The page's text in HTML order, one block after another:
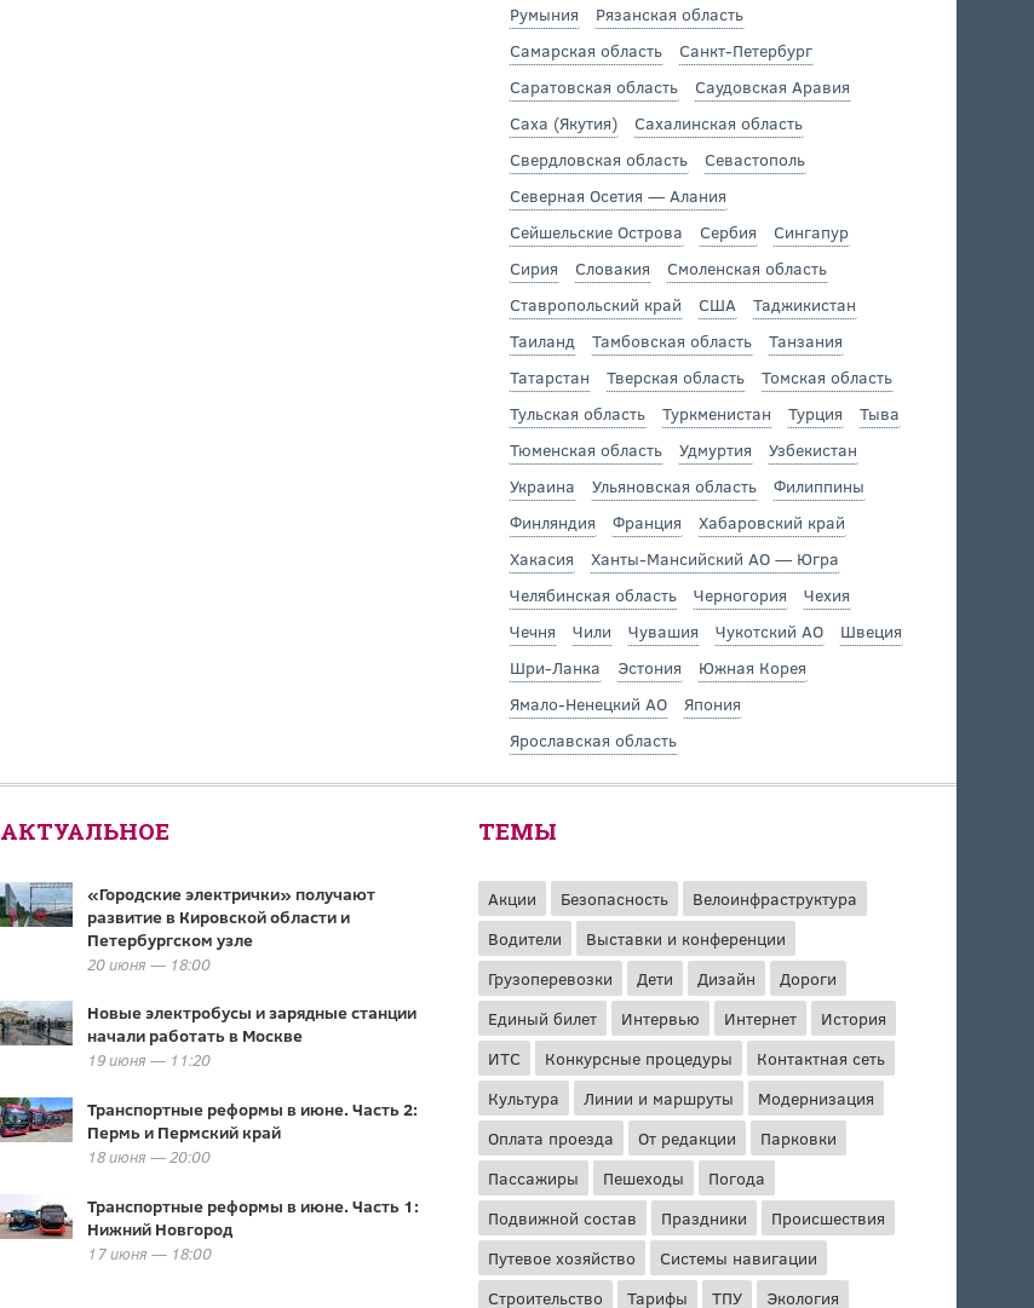
Румыния
Рязанская область
Самарская область
Санкт-Петербург
Саратовская область
Саудовская Аравия
Саха (Якутия)
Сахалинская область
Свердловская область
Севастополь
Северная Осетия — Алания
Сейшельские Острова
Сербия
Сингапур
Сирия
Словакия
Смоленская область
Ставропольский край
США
Таджикистан
Таиланд
Тамбовская область
Танзания
Татарстан
Тверская область
Томская область
Тульская область
Туркменистан Турция
Тыва
Тюменская область
Удмуртия
Узбекистан
Украина
Ульяновская область
Филиппины
Финляндия
Франция
Хабаровский край
Хакасия
Ханты-Мансийский АО — Югра
Челябинская область
Черногория
Чехия
Чечня
Чили Чувашия Чукотский АО
Швеция
Шри-Ланка
Эстония
Южная Корея
Ямало-Ненецкий АО
Япония
Ярославская область
АКТУАЛЬНОЕ
«Городские электрички» получают
развитие в Кировской области и
Петербургском узле
20 июня — 18:00
Новые электробусы и зарядные станции
начали работать в Москве
19 июня — 11:20
Транспортные реформы в июне. Часть 2:
Пермь и Пермский край
18 июня — 20:00
Транспортные реформы в июне. Часть 1:
Нижний Новгород
17 июня — 18:00
ТЕМЫ
Акции Безопасность
Велоинфраструктура
Водители
Выставки и конференции
Грузоперевозки
Дети Дизайн
Дороги
Единый билет
Интервью Интернет
История
ИТС
Конкурсные процедуры
Контактная сеть
Культура
Линии и маршруты
Модернизация
Оплата проезда
От редакции
Парковки
Пассажиры
Пешеходы
Погода
Подвижной состав
Праздники
Происшествия
Путевое хозяйство
Системы навигации
Строительство
Тарифы ТПУ Экология